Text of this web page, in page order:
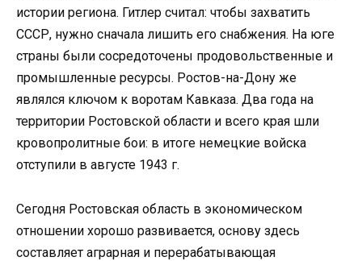
истории региона. Гитлер считал: чтобы захватить
СССР, нужно сначала лишить его снабжения. На юге
страны были сосредоточены продовольственные и
промышленные ресурсы. Ростов-на-Дону же
являлся ключом к воротам Кавказа. Два года на
территории Ростовской области и всего края шли
кровопролитные бои: в итоге немецкие войска
отступили в августе 1943 г.
Сегодня Ростовская область в экономическом
отношении хорошо развивается, основу здесь
составляет аграрная и перерабатывающая